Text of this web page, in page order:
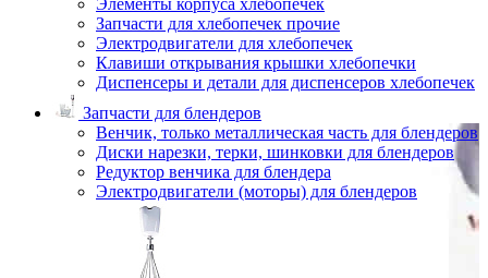
Элементы корпуса хлебопечек
Запчасти для хлебопечек прочие
Электродвигатели для хлебопечек
Клавиши открывания крышки хлебопечки
Диспенсеры и детали для диспенсеров хлебопечек
Запчасти для блендеров
Венчик, только металлическая часть для блендеров
Диски нарезки, терки, шинковки для блендеров
Редуктор венчика для блендера
Электродвигатели (моторы) для блендеров